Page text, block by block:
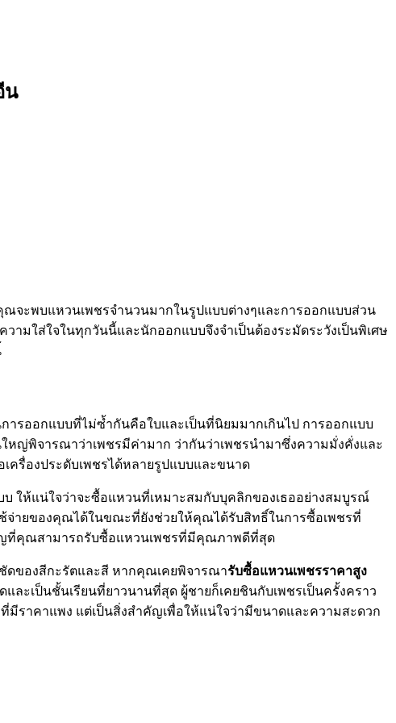
น
จะพบแหวนเพชรจำนวนมากในรูปแบบต่างๆและการออกแบบส่วน
วามใส่ใจในทุกวันนี้และนักออกแบบจึงจำเป็นต้องระมัดระวังเป็นพิเศษ
ารออกแบบที่ไม่ซ้ำกันคือใบและเป็นที่นิยมมากเกินไป การออกแบบ
ญ่พิจารณาว่าเพชรมีค่ามาก ว่ากันว่าเพชรนำมาซึ่งความมั่งคั่งและ
รื่องประดับเพชรได้หลายรูปแบบและขนาด
ให้แน่ใจว่าจะซื้อแหวนที่เหมาะสมกับบุคลิกของเธออย่างสมบูรณ์
จ่ายของคุณได้ในขณะที่ยังช่วยให้คุณได้รับสิทธิ์ในการซื้อเพชรที่
ญที่คุณสามารถรับซื้อแหวนเพชรที่มีคุณภาพดีที่สุด
ดของสีกะรัตและสี หากคุณเคยพิจารณารับซื้อแหวนเพชรราคาสูง
เป็นชั้นเรียนที่ยาวนานที่สุด ผู้ชายก็เคยชินกับเพชรเป็นครั้งคราว
ราคาแพง แต่เป็นสิ่งสำคัญเพื่อให้แน่ใจว่ามีขนาดและความสะดวก